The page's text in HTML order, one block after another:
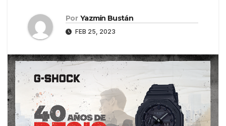
Por Yazmín Bustán
FEB 25, 2023